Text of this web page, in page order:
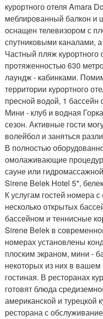
курортного отеля Amara
меблированный балкон и
оснащен телевизором с
спутниковыми каналами,
Частный пляж курортного
протяженностью 630
лаундж - кабинками.
территории курортного
пресной водой, 1 бассейн
Мини - клуб и водная
сезон. Активные гости
волейбол и заняться
В полностью
омолаживающие
сауне или
Sirene Belek Hotel 5*,
К услугам гостей номера
несколько открытых
бассейном и теннисные
Sirene Belek в
номерах установлены
плоским экраном, мини -
некоторых из них в
гостиная. В ресторанах
готовят блюда
американской и турецкой
ресторана с